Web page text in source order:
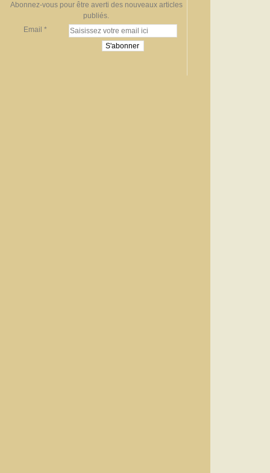
Abonnez-vous pour être averti des nouveaux articles
publiés.
Email